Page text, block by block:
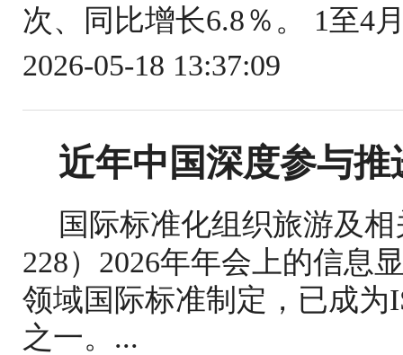
次、同比增长6.8％。 1至4
2026-05-18 13:37:09
近年中国深度参与
国际标准化组织旅游及
228）2026年年会上的信息
领域国际标准制定，已成为
之一。...